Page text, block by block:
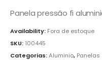
Panela pressão fi
Availability: Fora de estoque
SKU: 100445
Categorias:Aluminio, Panelas